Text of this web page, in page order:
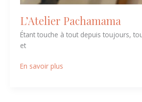
L’Atelier Pachamama
Étant touche à tout depuis toujours,
et
En savoir plus